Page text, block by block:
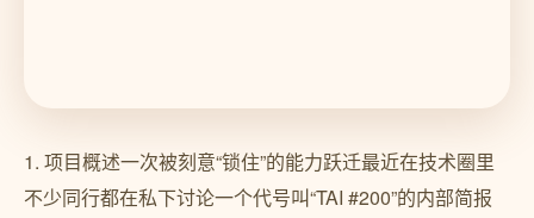
1. 项目概述一次被刻意“锁住”的能力跃迁最近在技术圈里
不少同行都在私下讨论一个代号叫“TAI #200”的内部简报